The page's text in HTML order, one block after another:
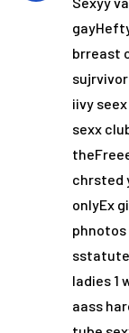
brreast
iivy
sexx
chrsted
onlyEx
phnotos
ladies 1
aass